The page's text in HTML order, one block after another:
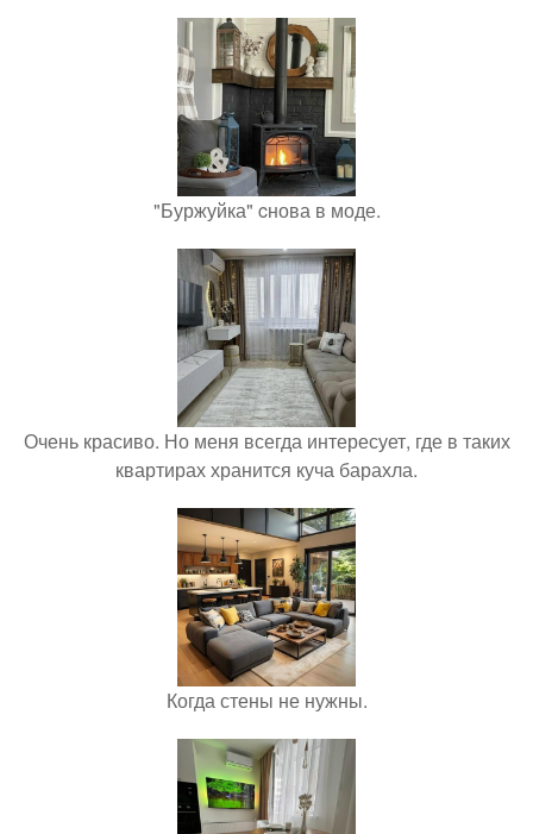
"Буржуйка" cнова в моде.
Очень красиво. Но меня всегда интересует, где в таких
квартирах хранится куча барахла.
Когда стены не нужны.